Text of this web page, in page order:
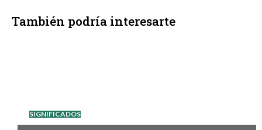
También podría interesarte
SIGNIFICADOS